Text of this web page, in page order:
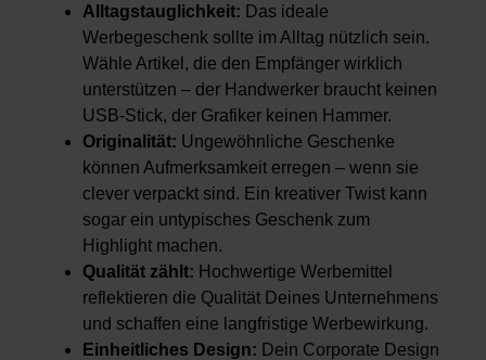
Alltagstauglichkeit: Das ideale
Werbegeschenk sollte im Alltag nützlich sein.
Wähle Artikel, die den Empfänger wirklich
unterstützen – der Handwerker braucht keinen
USB-Stick, der Grafiker keinen Hammer.
Originalität: Ungewöhnliche Geschenke
können Aufmerksamkeit erregen – wenn sie
clever verpackt sind. Ein kreativer Twist kann
sogar ein untypisches Geschenk zum
Highlight machen.
Qualität zählt: Hochwertige Werbemittel
reflektieren die Qualität Deines Unternehmens
und schaffen eine langfristige Werbewirkung.
Einheitliches Design: Dein Corporate Design